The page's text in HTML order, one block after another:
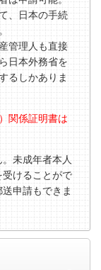
、日本の手続
管理人も直接
日本外務省を
るしかありま
関係証明書は
未成年者本人
受けることがで
申請もできま